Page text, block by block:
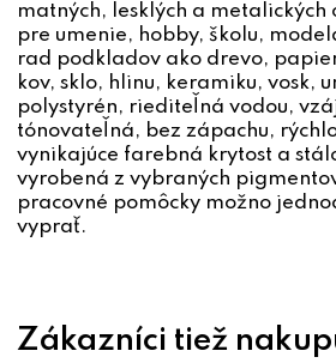
matných, lesklých a
pre umenie, hobby, školu,
rad podkladov ako drevo,
kov, sklo, hlinu, keramiku, vosk,
polystyrén, riediteľná vodou,
tónovateľná, bez zápachu, rýchlo
vynikajúce farebná krytost a
vyrobená z vybraných
pracovné pomôcky možno
vyprať.